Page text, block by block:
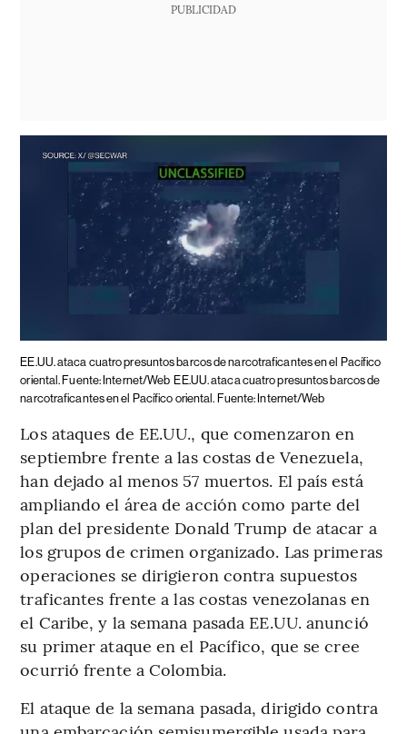
PUBLICIDAD
EE.UU. ataca cuatro presuntos barcos de narcotraficantes en el Pacífico
oriental. Fuente: Internet/Web EE.UU. ataca cuatro presuntos barcos de
narcotraficantes en el Pacífico oriental. Fuente: Internet/Web
Los ataques de EE.UU., que comenzaron en
septiembre frente a las costas de Venezuela,
han dejado al menos 57 muertos. El país está
ampliando el área de acción como parte del
plan del presidente Donald Trump de atacar a
los grupos de crimen organizado. Las primeras
operaciones se dirigieron contra supuestos
traficantes frente a las costas venezolanas en
el Caribe, y la semana pasada EE.UU. anunció
su primer ataque en el Pacífico, que se cree
ocurrió frente a Colombia.
El ataque de la semana pasada, dirigido contra